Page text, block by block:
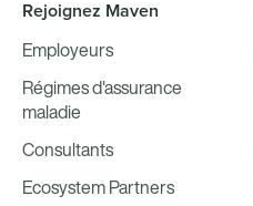
Rejoignez Maven
Employeurs
Régimes d'assurance
maladie
Consultants
Ecosystem Partners